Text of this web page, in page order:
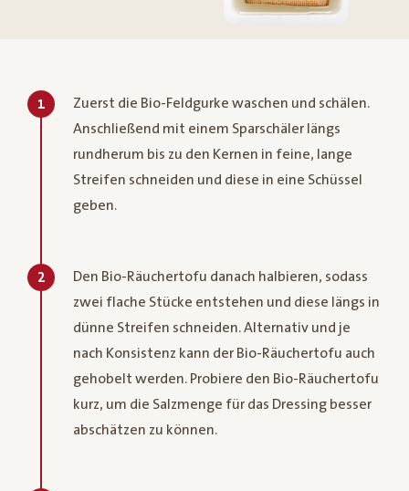
1
Zuerst die Bio-Feldgurke waschen und schälen.
Anschließend mit einem Sparschäler längs
rundherum bis zu den Kernen in feine, lange
Streifen schneiden und diese in eine Schüssel
geben.
2
Den Bio-Räuchertofu danach halbieren, sodass
zwei flache Stücke entstehen und diese längs in
dünne Streifen schneiden. Alternativ und je
nach Konsistenz kann der Bio-Räuchertofu auch
gehobelt werden. Probiere den Bio-Räuchertofu
kurz, um die Salzmenge für das Dressing besser
abschätzen zu können.